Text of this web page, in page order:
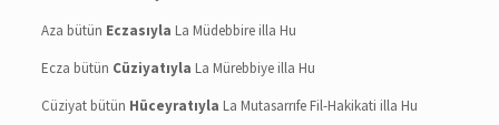
Aza bütün Eczasıyla La Müdebbire illa Hu
Ecza bütün Cüziyatıyla La Mürebbiye illa Hu
Cüziyat bütün Hüceyratıyla La Mutasarrıfe Fil-Hakikati illa Hu